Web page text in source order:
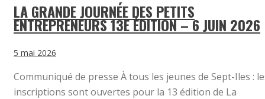
LA GRANDE JOURNÉE DES PETITS
ENTREPRENEURS 13E ÉDITION – 6 JUIN 2026
5 mai 2026
Communiqué de presse À tous les jeunes de Sept-Iles :
inscriptions sont ouvertes pour la 13 édition de La